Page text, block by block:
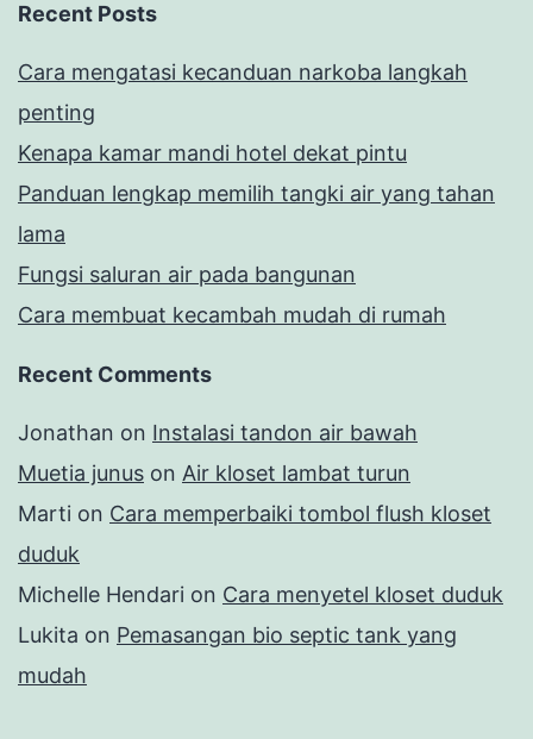
Recent Posts
Cara mengatasi kecanduan narkoba langkah
penting
Kenapa kamar mandi hotel dekat pintu
Panduan lengkap memilih tangki air yang tahan
lama
Fungsi saluran air pada bangunan
Cara membuat kecambah mudah di rumah
Recent Comments
Jonathan on Instalasi tandon air bawah
Muetia junus on Air kloset lambat turun
Marti on Cara memperbaiki tombol flush kloset
duduk
Michelle Hendari on Cara menyetel kloset duduk
Lukita on Pemasangan bio septic tank yang
mudah